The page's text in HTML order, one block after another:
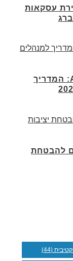
עסקאות
אסטרטגיה עסקית בעידן ה-AI: המדריך
להבטחת
(44)